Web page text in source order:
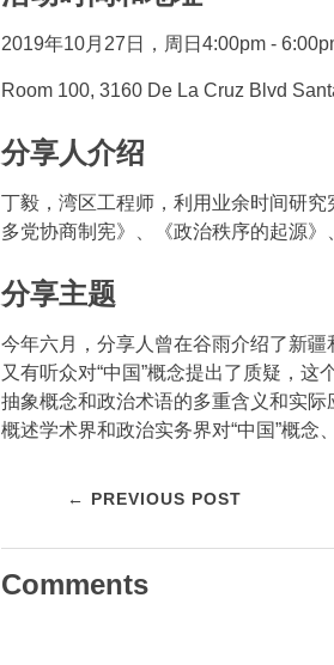
2019年10月27日，周日4:00pm -
Room 100, 3160 De La Cruz Blvd
分享人介绍
丁毅，湾区工程师，利用业余时间研
多党协商制宪》、《政治秩序的起源》
分享主题
今年六月，分享人曾在谷雨介绍了新
又有听众对“中国”概念提出了质疑，这
抽象概念和政治术语的多重含义和实
概述学术界和政治实务界对“中国”概念
← PREVIOUS POST
Comments